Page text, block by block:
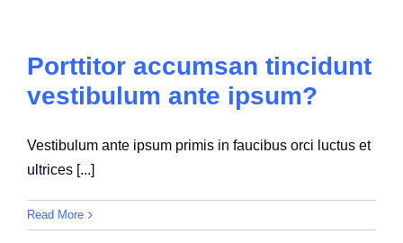
Porttitor accumsan tincidunt
vestibulum ante ipsum?
Vestibulum ante ipsum primis in faucibus orci luctus et
ultrices [...]
Read More